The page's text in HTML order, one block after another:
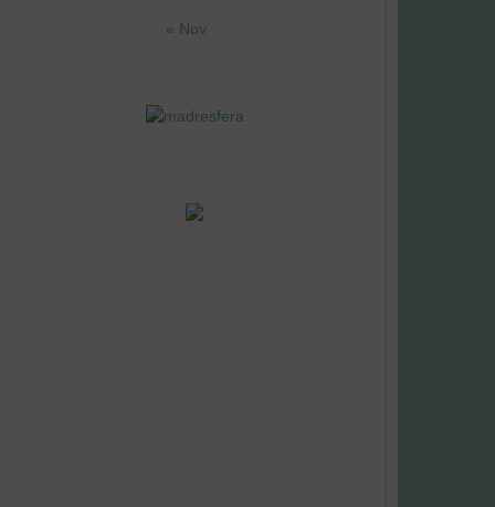
« Nov